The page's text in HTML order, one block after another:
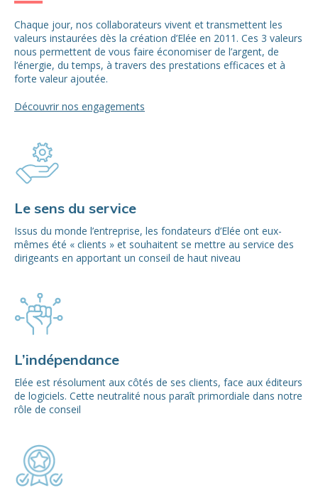
Chaque jour, nos collaborateurs vivent et transmettent les
valeurs instaurées dès la création d’Elée en 2011. Ces 3 valeurs
nous permettent de vous faire économiser de l’argent, de
l’énergie, du temps, à travers des prestations efficaces et à
forte valeur ajoutée.
Découvrir nos engagements
Le sens du service
Issus du monde l’entreprise, les fondateurs d’Elée ont eux-
mêmes été « clients » et souhaitent se mettre au service des
dirigeants en apportant un conseil de haut niveau
L’indépendance
Elée est résolument aux côtés de ses clients, face aux éditeurs
de logiciels. Cette neutralité nous paraît primordiale dans notre
rôle de conseil